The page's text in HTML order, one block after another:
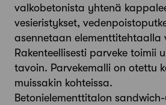
valkobe­tonista yhtenä
vesieristykset,
asennetaan elementtitehtaalla
Rakenteellisesti parveke toimii
tavoin. Parvekemalli on otettu
muissakin kohteissa.
Betonielementtitalon